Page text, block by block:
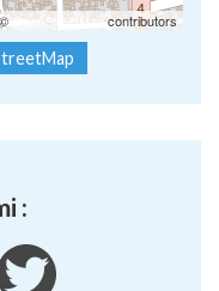
OpenStreetMap contributors
: